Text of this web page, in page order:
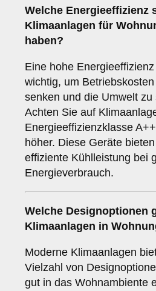
Welche Energieeffizienz
Klimaanlagen für
haben?
Eine hohe
wichtig, um Betriebskosten
senken und die Umwelt zu
Achten Sie auf
Energieeffizienzklasse
höher. Diese Geräte
effiziente Kühlleistung bei
Energieverbrauch.
Welche Designoptionen
Klimaanlagen in
Moderne Klimaanlagen
Vielzahl von
gut in das Wohnambiente